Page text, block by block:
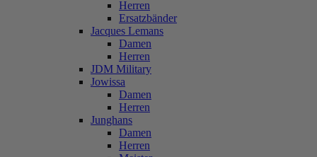
Herren
Ersatzbänder
Jacques Lemans
Damen
Herren
JDM Military
Jowissa
Damen
Herren
Junghans
Damen
Herren